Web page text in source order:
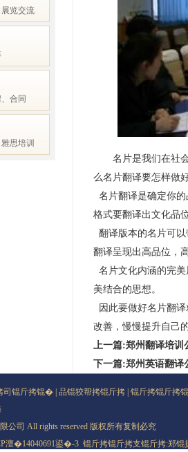
览交流
合同
思培训
名片是我们在社会
么名片翻译要怎样做
名片翻译是确定你
格式要翻译出文化品
翻译版本的名片可
翻译呈现出高品位，
名片文化内涵的完
美结合的思想。
因此要做好名片翻
改善，慢慢提升自己
上一篇:郑州翻译培训
下一篇:郑州英语翻译
司锟斤拷锟� 品锟狡帮拷锟斤拷 锟斤拷锟斤拷
公司 All rights reserved 版权所有复制必究
澶�14040691鍙�-3 锟斤拷锟斤拷支锟斤拷:郑锟